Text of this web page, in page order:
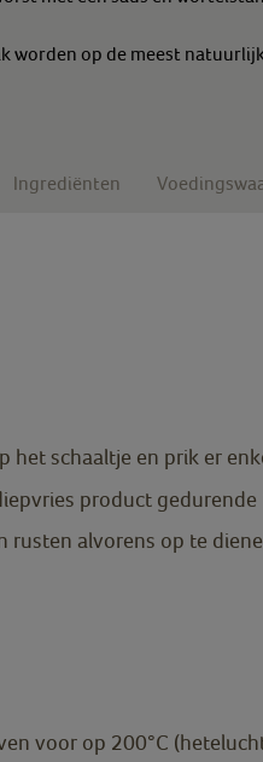
worden op de meest
Ingrediënten
het schaaltje en prik er
product
rusten alvorens op te
voor op 200°C